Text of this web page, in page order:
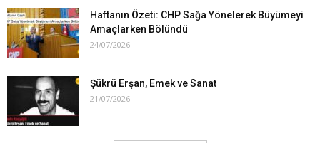
Haftanın Özeti: CHP Sağa Yönelerek Büyümeyi
Amaçlarken Bölündü
24/07/2026
Şükrü Erşan, Emek ve Sanat
21/07/2026